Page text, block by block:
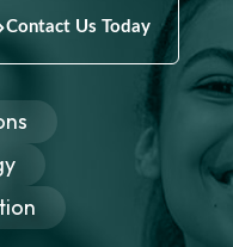
Contact Us Today